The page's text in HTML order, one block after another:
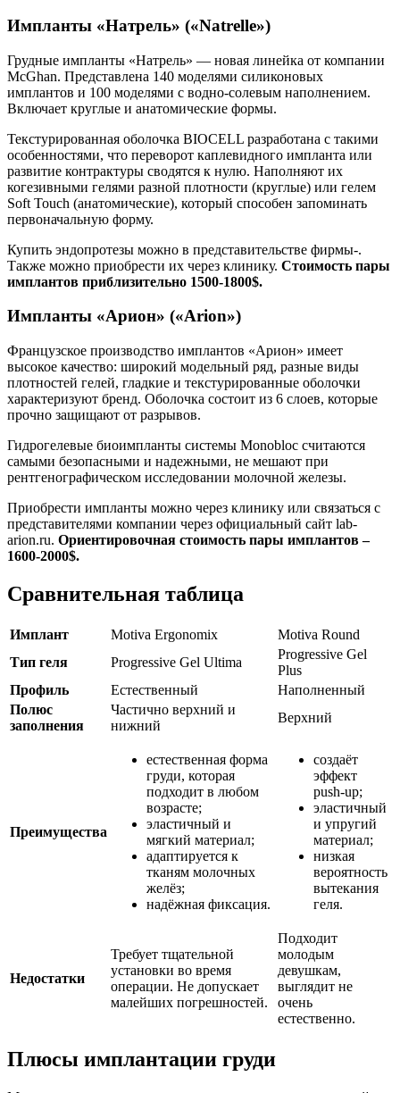
Импланты «Натрель» («Natrelle»)
Грудные импланты «Натрель» — новая линейка от компании
McGhan. Представлена 140 моделями силиконовых
имплантов и 100 моделями с водно-солевым наполнением.
Включает круглые и анатомические формы.
Текстурированная оболочка BIOCELL разработана с такими
особенностями, что переворот каплевидного импланта или
развитие контрактуры сводятся к нулю. Наполняют их
когезивными гелями разной плотности (круглые) или гелем
Soft Touch (анатомические), который способен запоминать
первоначальную форму.
Купить эндопротезы можно в представительстве фирмы-.
Также можно приобрести их через клинику. Стоимость пары
имплантов приблизительно 1500-1800$.
Импланты «Арион» («Arion»)
Французское производство имплантов «Арион» имеет
высокое качество: широкий модельный ряд, разные виды
плотностей гелей, гладкие и текстурированные оболочки
характеризуют бренд. Оболочка состоит из 6 слоев, которые
прочно защищают от разрывов.
Гидрогелевые биоимпланты системы Monobloc считаются
самыми безопасными и надежными, не мешают при
рентгенографическом исследовании молочной железы.
Приобрести импланты можно через клинику или связаться с
представителями компании через официальный сайт lab-
arion.ru. Ориентировочная стоимость пары имплантов –
1600-2000$.
Сравнительная таблица
Имплант Motiva Ergonomix
Motiva Round
Тип геля
Progressive Gel Ultima
Progressive Gel
Plus
Профиль
Естественный
Наполненный
Полюс
заполнения
Частично верхний и
нижний
Верхний
Преимущества
естественная форма
груди, которая
подходит в любом
возрасте;
эластичный и
мягкий материал;
адаптируется к
тканям молочных
желёз;
надёжная фиксация.
создаёт
эффект
push-up;
эластичный
и упругий
материал;
низкая
вероятность
вытекания
геля.
Недостатки
Требует тщательной
установки во время
операции. Не допускает
малейших погрешностей.
Подходит
молодым
девушкам,
выглядит не
очень
естественно.
Плюсы имплантации груди